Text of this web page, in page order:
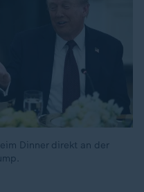
Dinner direkt an der